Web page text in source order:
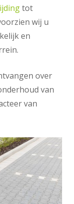
tot
wij u
en
over
van
van